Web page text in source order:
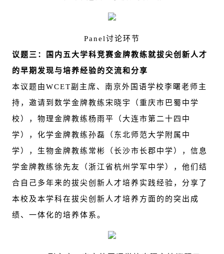
Panel讨论环节
议题三：国内五大学科竞赛金牌教练就拔尖创新人才
的早期发现与培养经验的交流和分享
本议题由WCET副主席、南京外国语学校李曙老师主
持，邀请到数学金牌教练宋晓宇（重庆市巴蜀中学
校），物理金牌教练杨雨平（大连市第二十四中
学），化学金牌教练孙磊（东北师范大学附属中
学），生物金牌教练常彬（长沙市长郡中学），信息
学金牌教练徐先友（浙江省杭州学军中学），他们结
合自己多年来的拔尖创新人才培养实践经验，分享了
本校及本学科在拔尖创新人才培养方面的的突出成
绩、一体化的培养体系。